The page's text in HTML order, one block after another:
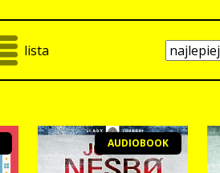
lista
AUDIOBOOK